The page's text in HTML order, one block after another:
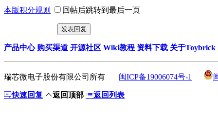
本版积分规则 回帖后跳转到最后一页
发表回复
产品中心 购买渠道 开源社区 Wiki教程 资料下载 关于Toybrick
瑞芯微电子股份有限公司所有 闽ICP备19006074号-1
快速回复 返回顶部 返回列表